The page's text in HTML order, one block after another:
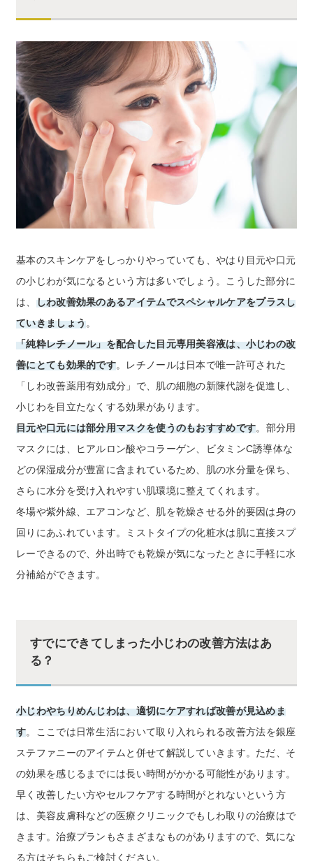
基本のスキンケアをしっかりやっていても、やはり目元や口元
の小じわが気になるという方は多いでしょう。こうした部分に
は、 しわ改善効果のあるアイテムでスペシャルケアをプラスし
ていきましょう。
「純粋レチノール」を配合した目元専用美容液は、小じわの改
善にとても効果的です。レチノールは日本で唯一許可された
「しわ改善薬用有効成分」で、肌の細胞の新陳代謝を促進し、
小じわを目立たなくする効果があります。
目元や口元には部分用マスクを使うのもおすすめです。部分用
マスクには、ヒアルロン酸やコラーゲン、ビタミンC誘導体な
どの保湿成分が豊富に含まれているため、肌の水分量を保ち、
さらに水分を受け入れやすい肌環境に整えてくれます。
冬場や紫外線、エアコンなど、肌を乾燥させる外的要因は身の
回りにあふれています。ミストタイプの化粧水は肌に直接スプ
レーできるので、外出時でも乾燥が気になったときに手軽に水
分補給ができます。
すでにできてしまった小じわの改善方法はあ
る？
小じわやちりめんじわは、適切にケアすれば改善が見込めま
す。ここでは日常生活において取り入れられる改善方法を銀座
ステファニーのアイテムと併せて解説していきます。ただ、そ
の効果を感じるまでには長い時間がかかる可能性があります。
早く改善したい方やセルフケアする時間がとれないという方
は、美容皮膚科などの医療クリニックでもしわ取りの治療はで
きます。治療プランもさまざまなものがありますので、気にな
る方はそちらもご検討ください。